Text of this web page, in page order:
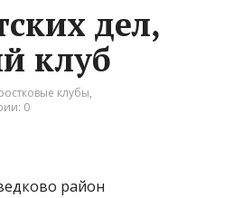
дел,
клуб
клубы,
0
район